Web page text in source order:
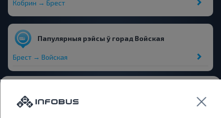
Кобрин → Брест
Папулярныя рэйсы ў горад Войская
Брест → Войская
Магазин